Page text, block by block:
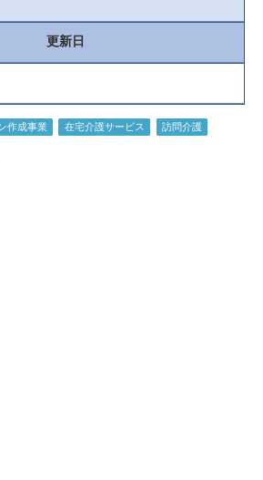
更新日
作成事業 在宅介護サービス 訪問介護